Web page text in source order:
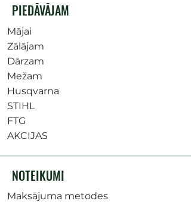
PIEDĀVĀJAM
Mājai
Zālājam
Dārzam
Mežam
Husqvarna
STIHL
FTG
AKCIJAS
NOTEIKUMI
Maksājuma metodes